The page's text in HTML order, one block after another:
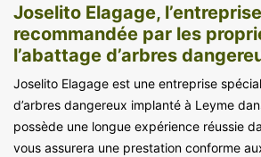
Joselito Elagage, l’entreprise
recommandée par les
l’abattage d’arbres
Joselito Elagage est une entreprise
d’arbres dangereux implanté à Leyme
possède une longue expérience réussie
vous assurera une prestation conforme